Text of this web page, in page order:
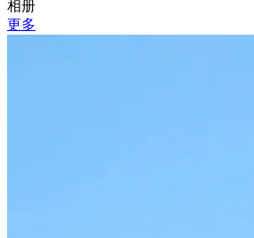
相册
更多